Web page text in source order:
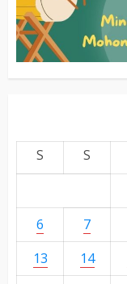
S S
6
7
13
14